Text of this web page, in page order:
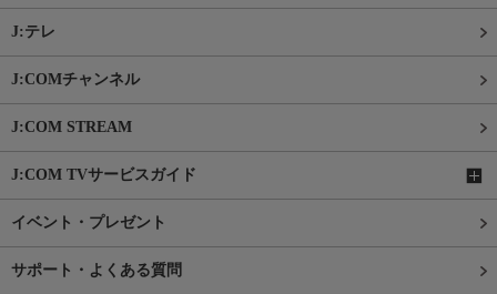
J:テレ
J:COMチャンネル
J:COM STREAM
J:COM TVサービスガイド
イベント・プレゼント
サポート・よくある質問